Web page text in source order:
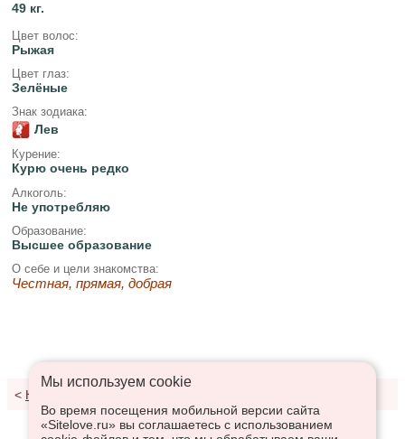
49 кг.
Цвет волос:
Рыжая
Цвет глаз:
Зелёные
Знак зодиака:
Лев
Курение:
Курю очень редко
Алкоголь:
Не употребляю
Образование:
Высшее образование
О себе и цели знакомства:
Честная, прямая, добрая
< К результатам поиска
Мы используем сookie
Во время посещения мобильной версии сайта
«Sitelove.ru» вы соглашаетесь с использованием